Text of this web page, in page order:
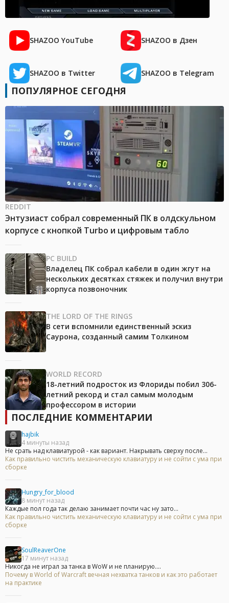
SHAZOO YouTube SHAZOO в Дзен
SHAZOO в Twitter SHAZOO в Telegram
ПОПУЛЯРНОЕ СЕГОДНЯ
REDDIT
Энтузиаст собрал современный ПК в олдскульном
корпусе с кнопкой Turbo и цифровым табло
PC BUILD
Владелец ПК собрал кабели в один жгут на
нескольких десятках стяжек и получил внутри
корпуса позвоночник
THE LORD OF THE RINGS
В сети вспомнили единственный эскиз
Саурона, созданный самим Толкином
WORLD RECORD
18-летний подросток из Флориды побил 306-
летний рекорд и стал самым молодым
профессором в истории
ПОСЛЕДНИЕ КОММЕНТАРИИ
hajbik
4 минуты назад
Не срать над клавиатурой - как вариант. Накрывать сверху после...
Как правильно чистить механическую клавиатуру и не сойти с ума при
сборке
Hungry_for_blood
8 минут назад
Каждые пол года так делаю занимает почти час ну зато...
Как правильно чистить механическую клавиатуру и не сойти с ума при
сборке
SoulReaverOne
17 минут назад
Никогда не играл за танка в WoW и не планирую....
Почему в World of Warcraft вечная нехватка танков и как это работает
на практике